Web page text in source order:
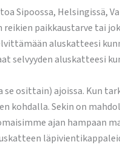
Sipoossa, Helsingissä,
paikkaustarve tai
aluskatteesi
selvyyden aluskatteesi
osittain) ajoissa. Kun
kohdalla. Sekin on
ajan hampaan